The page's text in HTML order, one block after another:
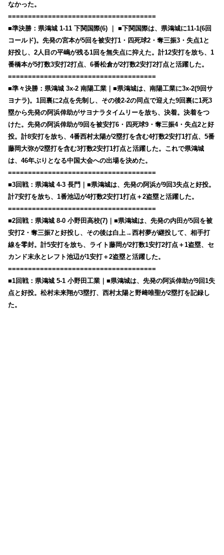
なかった。
=====================================
■準決勝：県鴻城 1-11 下関国際(6) ｜ ■下関国際は、県鴻城に11-1(6回
コールド)。先発の宮本が5回を被安打1・四死球2・奪三振3・失点1と
好投し、2人目の平嶋が残る1回を無失点に抑えた。計12安打を放ち、1
番橋本が5打数3安打2打点、6番松倉が2打数2安打2打点と活躍した。
=====================================
■準々決勝：県鴻城 3x-2 南陽工業｜■県鴻城は、南陽工業に3x-2(9回サ
ヨナラ)。1回裏に2点を先制し、その後2-2の同点で迎えた9回裏に1死3
塁から先発の阿浜倖助がサヨナラタイムリーを放ち、決着。決着をつ
けた。先発の阿浜倖助が9回を被安打6・四死球9・奪三振4・失点2と好
投。計8安打を放ち、4番西村太陽が2塁打を含む4打数2安打1打点、5番
藤岡大弥が2塁打を含む3打数2安打1打点と活躍した。これで県鴻城
は、46年ぶりとなる中国大会への出場を決めた。
=====================================
■3回戦：県鴻城 4-3 長門｜■県鴻城は、先発の阿浜が9回3失点と好投。
計7安打を放ち、1番池辺が4打数2安打1打点＋2盗塁と活躍した。
=====================================
■2回戦：県鴻城 8-0 小野田高校(7)｜■県鴻城は、先発の内田が5回を被
安打2・奪三振7と好投し、その後は白上→西村夢が継投して、相手打
線を零封。計5安打を放ち、ライト藤岡が2打数1安打2打点＋1盗塁、セ
カンド末永とレフト池辺が1安打＋2盗塁と活躍した。
=====================================
■1回戦：県鴻城 5-1 小野田工業｜■県鴻城は、先発の阿浜倖助が9回1失
点と好投。松村未来翔が3塁打、西村太陽と野﨑唯聖が2塁打を記録し
た。